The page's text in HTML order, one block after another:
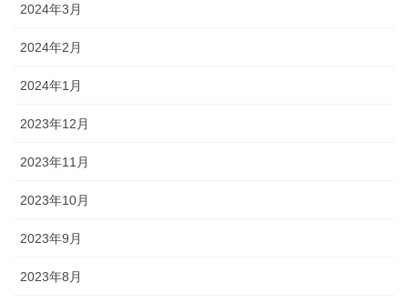
2024年3月
2024年2月
2024年1月
2023年12月
2023年11月
2023年10月
2023年9月
2023年8月